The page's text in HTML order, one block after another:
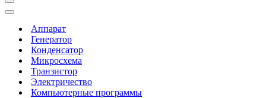
Меню
навигации
Меню
навигацииАппарат
Генератор
Конденсатор
Микросхема
Транзистор
Электричество
Компьютерные программы